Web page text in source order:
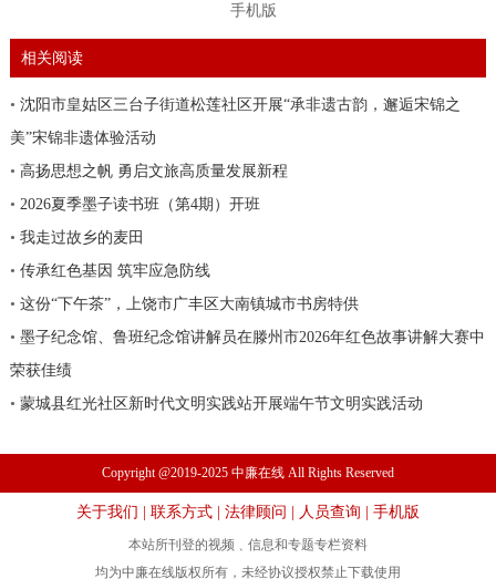
手机版
相关阅读
• 沈阳市皇姑区三台子街道松莲社区开展“承非遗古韵，邂逅宋锦之
美”宋锦非遗体验活动
• 高扬思想之帆 勇启文旅高质量发展新程
• 2026夏季墨子读书班（第4期）开班
• 我走过故乡的麦田
• 传承红色基因 筑牢应急防线
• 这份“下午茶”，上饶市广丰区大南镇城市书房特供
• 墨子纪念馆、鲁班纪念馆讲解员在滕州市2026年红色故事讲解大赛中
荣获佳绩
• 蒙城县红光社区新时代文明实践站开展端午节文明实践活动
Copyright @2019-2025 中廉在线 All Rights Reserved
关于我们 | 联系方式 | 法律顾问 | 人员查询 | 手机版
本站所刊登的视频﹑信息和专题专栏资料
均为中廉在线版权所有，未经协议授权禁止下载使用